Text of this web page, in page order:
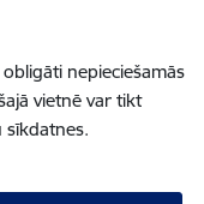
nepieciešamās
vietnē var tikt
sīkdatnes.